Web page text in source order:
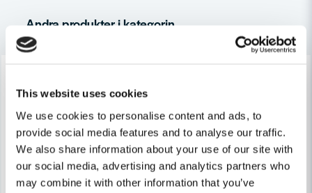
This website uses cookies
We use cookies to personalise content and ads, to
provide social media features and to analyse our traffic.
We also share information about your use of our site with
our social media, advertising and analytics partners who
may combine it with other information that you’ve
Skicka fråga
Andra produkter i kategorin